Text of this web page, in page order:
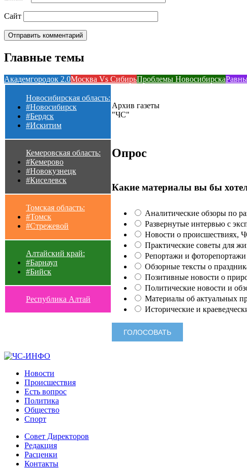
Сайт
Главные темы
Академгородок 2.0Москва Vs СибирьПроблемы Новосибирска
Новосибирская область:
#Новосибирск
#Бердск
#Искитим
Кемеровская область:
#Кемерово
#Новокузнецк
#Киселевск
Томская область:
#Томск
#Стрежевой
Алтайский край:
#Барнаул
#Бийск
Республика Алтай
Архив газеты
"ЧС"
Опрос
Какие материалы вы бы
Аналитические обзоры по
Развернутые интервью с
Новости о происшествиях,
Практические советы для
Репортажи и
Обзорные тексты о
Позитивные новости о
Политические новости и
Материалы об актуальных
Исторические и
Новости
Происшествия
Есть вопрос
Политика
Общество
Спорт
Совет Директоров
Редакция
Расценки
Контакты